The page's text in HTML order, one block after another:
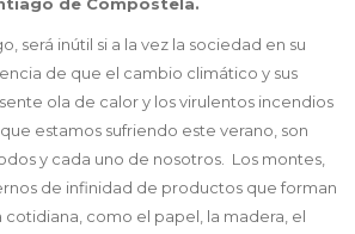
será inútil si a la vez la sociedad en su
de que el cambio climático y sus
ola de calor y los virulentos incendios
estamos sufriendo este verano, son
y cada uno de nosotros. Los montes,
de infinidad de productos que forman
cotidiana, como el papel, la madera, el